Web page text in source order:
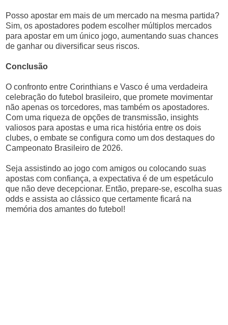
Posso apostar em mais de um mercado na mesma partida?
Sim, os apostadores podem escolher múltiplos mercados
para apostar em um único jogo, aumentando suas chances
de ganhar ou diversificar seus riscos.
Conclusão
O confronto entre Corinthians e Vasco é uma verdadeira
celebração do futebol brasileiro, que promete movimentar
não apenas os torcedores, mas também os apostadores.
Com uma riqueza de opções de transmissão, insights
valiosos para apostas e uma rica história entre os dois
clubes, o embate se configura como um dos destaques do
Campeonato Brasileiro de 2026.
Seja assistindo ao jogo com amigos ou colocando suas
apostas com confiança, a expectativa é de um espetáculo
que não deve decepcionar. Então, prepare-se, escolha suas
odds e assista ao clássico que certamente ficará na
memória dos amantes do futebol!